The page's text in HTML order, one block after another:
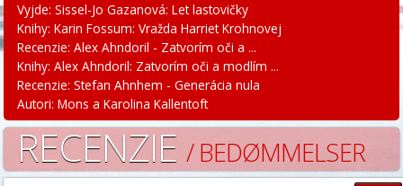
Vyjde: Sissel-Jo Gazanová: Let lastovičky
Knihy: Karin Fossum: Vražda Harriet Krohnovej
Recenzie: Alex Ahndoril - Zatvorím oči a ...
Knihy: Alex Ahndoril: Zatvorím oči a modlím ...
Recenzie: Stefan Ahnhem - Generácia nula
Autori: Mons a Karolina Kallentoft
RECENZIE/ BEDØMMELSER